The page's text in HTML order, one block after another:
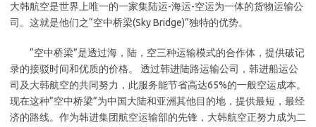
大韩航空是世界上唯一的一家集陆运-海运-空运为一体的货物运输公
司。这就是他们之“空中桥梁(Sky Bridge)”独特的优势。
“空中桥梁”是透过海，陆，空三种运输模式的合作体，提供破记
录的接驳时间和优质的价格。 透过韩进陆路运输公司，韩进船运公
司及大韩航空的共同努力，此服务能节省高达65%的一般空运成本。
现在这种”空中桥梁”为中国大陆和亚洲其他目的地，提供最短，最经
济的路线。作为韩进集团航空运输部的先锋，大韩航空正努力成为二